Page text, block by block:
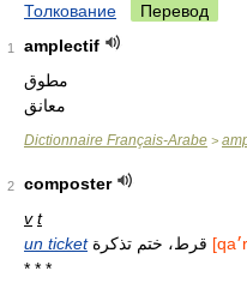
Толкование Перевод
1
amplectif
مطوق
معانق
Dictionnaire Français-Arabe >
2
composter
v t
un ticket
* * *